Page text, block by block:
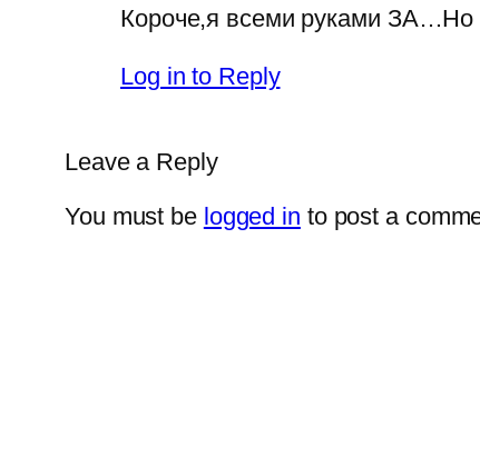
Короче,я всеми руками ЗА…Но
Log in to Reply
Leave a Reply
You must be logged in to post a